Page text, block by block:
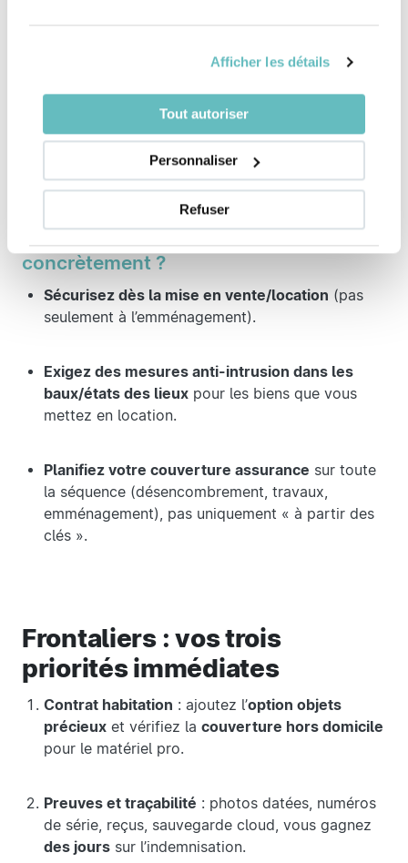
Afficher les détails
Tout autoriser
Personnaliser
Refuser
autour de Genève et dans le
logements qui explosent, les ménages s’éloignent
de la frontière, rallongent leurs trajets et laissent des
plages d’absence plus longues. Un contexte qui
augmente mécaniquement les fenêtres
d’opportunitépour les cambrioleurs.
Comment vous en servir
concrètement ?
Sécurisez dès la mise en vente/location (pas
seulement à l’emménagement).
Exigez des mesures anti-intrusion dans les
baux/états des lieux pour les biens que vous
mettez en location.
Planifiez votre couverture assurance sur toute
la séquence (désencombrement, travaux,
emménagement), pas uniquement « à partir des
clés ».
Frontaliers : vos trois
priorités immédiates
Contrat habitation : ajoutez l’option objets
précieux et vérifiez la couverture hors domicile
pour le matériel pro.
Preuves et traçabilité : photos datées, numéros
de série, reçus, sauvegarde cloud, vous gagnez
des jours sur l’indemnisation.